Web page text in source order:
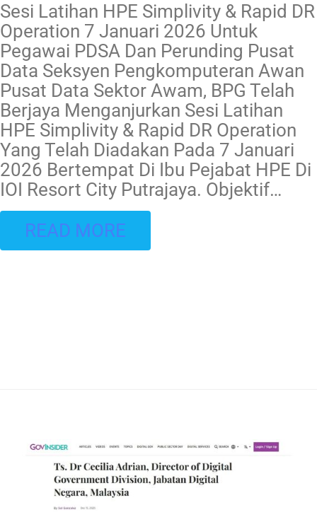
Sesi Latihan HPE Simplivity & Rapid DR
Operation 7 Januari 2026 Untuk
Pegawai PDSA Dan Perunding Pusat
Data Seksyen Pengkomputeran Awan
Pusat Data Sektor Awam, BPG Telah
Berjaya Menganjurkan Sesi Latihan
HPE Simplivity & Rapid DR Operation
Yang Telah Diadakan Pada 7 Januari
2026 Bertempat Di Ibu Pejabat HPE Di
IOI Resort City Putrajaya. Objektif…
READ MORE